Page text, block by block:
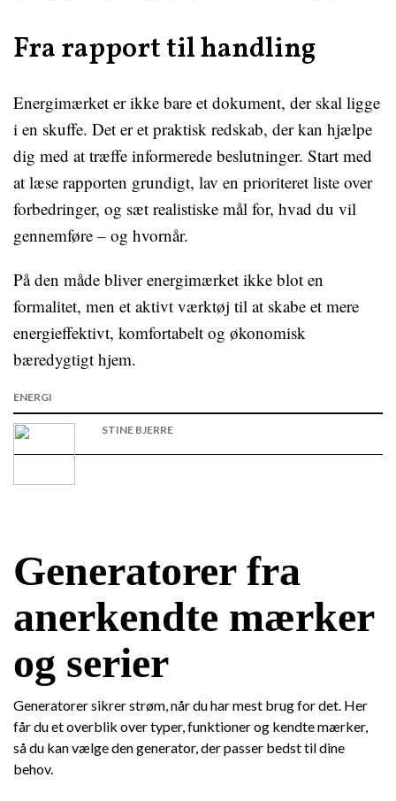
Fra rapport til handling
Energimærket er ikke bare et dokument, der skal ligge
i en skuffe. Det er et praktisk redskab, der kan hjælpe
dig med at træffe informerede beslutninger. Start med
at læse rapporten grundigt, lav en prioriteret liste over
forbedringer, og sæt realistiske mål for, hvad du vil
gennemføre – og hvornår.
På den måde bliver energimærket ikke blot en
formalitet, men et aktivt værktøj til at skabe et mere
energieffektivt, komfortabelt og økonomisk
bæredygtigt hjem.
ENERGI
STINE BJERRE
Generatorer fra
anerkendte mærker
og serier
Generatorer sikrer strøm, når du har mest brug for det. Her
får du et overblik over typer, funktioner og kendte mærker,
så du kan vælge den generator, der passer bedst til dine
behov.